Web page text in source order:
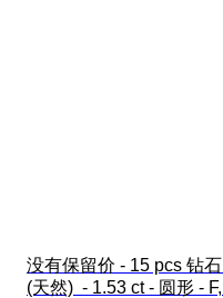
没有保留价 - 15 pcs 钻石
(天然)  - 1.53 ct - 圆形 - F,